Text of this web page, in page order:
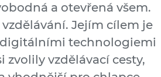
a otevřená všem.
Jejím cílem je
digitálními technologiemi
vzdělávací cesty,